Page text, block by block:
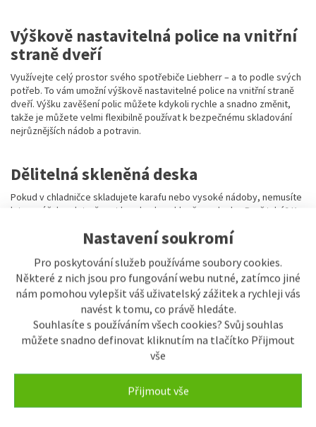
Nastavení soukromí
Pro poskytování služeb používáme soubory cookies.
Některé z nich jsou pro fungování webu nutné, zatímco jiné
nám pomohou vylepšit váš uživatelský zážitek a rychleji vás
navést k tomu, co právě hledáte.
Souhlasíte s používáním všech cookies? Svůj souhlas
můžete snadno definovat kliknutím na tlačítko Přijmout
vše
Přijmout vše
Výškově nastavitelná police na vnitřní
straně dveří
Využívejte celý prostor svého spotřebiče Liebherr – a to podle svých
potřeb. To vám umožní výškově nastavitelné police na vnitřní straně
dveří. Výšku zavěšení polic můžete kdykoli rychle a snadno změnit,
takže je můžete velmi flexibilně používat k bezpečnému skladování
nejrůznějších nádob a potravin.
Dělitelná skleněná deska
Pokud v chladničce skladujete karafu nebo vysoké nádoby, nemusíte
k tomu účelu odstraňovat hned celou skleněnou desku. Proč také? K
polovinu skleněné desky pod její zadní polovinu. Vpředu tak můžete
potraviny.
Skleněné desky s ozdobnými lištami ve
vzhledu ušlechtilé oceli
Čisté, světlé a atraktivní – tento dojem budete mít při každém
otevření svého spotřebiče Liebherr. To zajišťují mimo jiné
transparentní skleněné desky z bezpečnostního skla. Jejich výšku
můžete rychle a snadno nastavit jediným pohybem. Atraktivní vzhled